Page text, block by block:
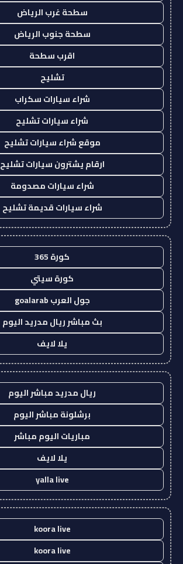
سطحة غرب الرياض
سطحة جنوب الرياض
اقرب سطحة
تشليح
شراء سيارات سكراب
شراء سيارات تشليح
موقع شراء سيارات تشليح
ارقام يشترون سيارات تشليح
شراء سيارات مصدومة
شراء سيارات قديمة تشليح
كورة 365
كورة سيتي
جول العرب goalarab
بث مباشر ريال مدريد اليوم
يلا لايف
ريال مدريد مباشر اليوم
برشلونة مباشر اليوم
مباريات اليوم مباشر
يلا لايف
yalla live
koora live
koora live